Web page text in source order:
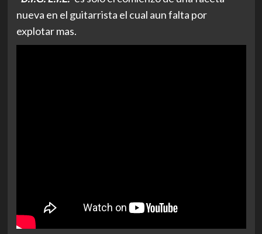
nueva en el guitarrista el cual aun falta por
explotar mas.